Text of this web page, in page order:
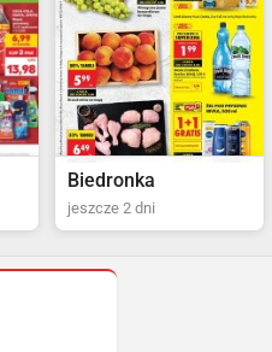
POLOmarket
jeszcze 5 dni